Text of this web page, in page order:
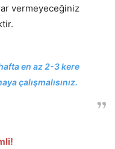
vermeyeceğiniz
en az 2-3 kere
çalışmalısınız.